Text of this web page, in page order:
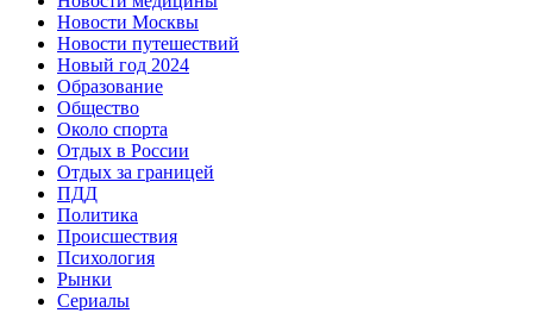
Новости Москвы
Новости путешествий
Новый год 2024
Образование
Общество
Около спорта
Отдых в России
Отдых за границей
ПДД
Политика
Происшествия
Психология
Рынки
Сериалы